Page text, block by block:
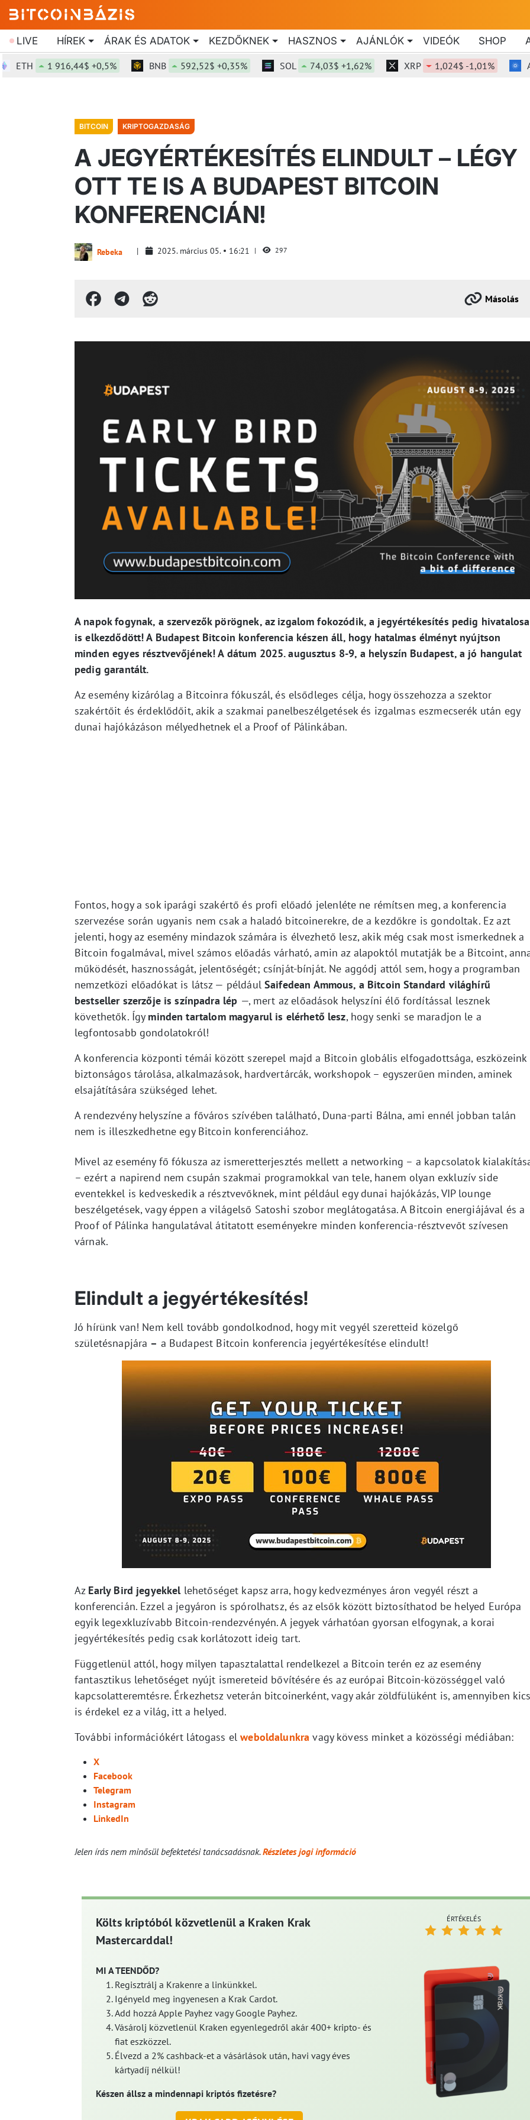
LIVE HÍREK ÁRAK ÉS ADATOK KEZDŐKNEK HASZNOS AJÁNLÓK VIDEÓK SHOP
1 916,44$ +0,5% BNB 592,52$ +0,35% SOL 74,03$ +1,62% XRP 1,024$ -1,01% ADA
BITCOIN KRIPTOGAZDASÁG
A JEGYÉRTÉKESÍTÉS ELINDULT – LÉGY
OTT TE IS A BUDAPEST BITCOIN
KONFERENCIÁN!
Rebeka 2025. március 05. 16:21 297
Másolás
A napok fogynak, a szervezők pörögnek, az izgalom fokozódik, a jegyértékesítés pedig
is elkezdődött! A Budapest Bitcoin konferencia készen áll, hogy hatalmas élményt nyújtson
minden egyes résztvevőjének! A dátum 2025. augusztus 8-9, a helyszín Budapest, a jó hangulat
pedig garantált.
Az esemény kizárólag a Bitcoinra fókuszál, és elsődleges célja, hogy összehozza a szektor
szakértőit és érdeklődőit, akik a szakmai panelbeszélgetések és izgalmas eszmecserék után egy
dunai hajókázáson mélyedhetnek el a Proof of Pálinkában.
Fontos, hogy a sok iparági szakértő és profi előadó jelenléte ne rémítsen meg, a konferencia
szervezése során ugyanis nem csak a haladó bitcoinerekre, de a kezdőkre is gondoltak. Ez azt
jelenti, hogy az esemény mindazok számára is élvezhető lesz, akik még csak most ismerkednek a
Bitcoin fogalmával, mivel számos előadás várható, amin az alapoktól mutatják be a Bitcoint,
működését, hasznosságát, jelentőségét; csínját-bínját. Ne aggódj attól sem, hogy a programban
nemzetközi előadókat is látsz — például Saifedean Ammous, a Bitcoin Standard világhírű
bestseller szerzője is színpadra lép —, mert az előadások helyszíni élő fordítással lesznek
követhetők. Így minden tartalom magyarul is elérhető lesz, hogy senki se maradjon le a
legfontosabb gondolatokról!
A konferencia központi témái között szerepel majd a Bitcoin globális elfogadottsága, eszközeink
biztonságos tárolása, alkalmazások, hardvertárcák, workshopok – egyszerűen minden, aminek
elsajátítására szükséged lehet.
A rendezvény helyszíne a főváros szívében található, Duna-parti Bálna, ami ennél jobban talán
nem is illeszkedhetne egy Bitcoin konferenciához.
Mivel az esemény fő fókusza az ismeretterjesztés mellett a networking – a kapcsolatok
– ezért a napirend nem csupán szakmai programokkal van tele, hanem olyan exkluzív side
eventekkel is kedveskedik a résztvevőknek, mint például egy dunai hajókázás, VIP lounge
beszélgetések, vagy éppen a világelső Satoshi szobor meglátogatása. A Bitcoin energiájával és a
Proof of Pálinka hangulatával átitatott eseményekre minden konferencia-résztvevőt szívesen
várnak.
Elindult a jegyértékesítés!
Jó hírünk van! Nem kell tovább gondolkodnod, hogy mit vegyél szeretteid közelgő
születésnapjára – a Budapest Bitcoin konferencia jegyértékesítése elindult!
Az Early Bird jegyekkellehetőséget kapsz arra, hogy kedvezményes áron vegyél részt a
konferencián. Ezzel a jegyáron is spórolhatsz, és az elsők között biztosíthatod be helyed Európa
egyik legexkluzívabb Bitcoin-rendezvényén. A jegyek várhatóan gyorsan elfogynak, a korai
jegyértékesítés pedig csak korlátozott ideig tart.
Függetlenül attól, hogy milyen tapasztalattal rendelkezel a Bitcoin terén ez az esemény
fantasztikus lehetőséget nyújt ismereteid bővítésére és az európai Bitcoin-közösséggel való
kapcsolatteremtésre. Érkezhetsz veterán bitcoinerként, vagy akár zöldfülüként is, amennyiben
is érdekel ez a világ, itt a helyed.
További információkért látogass elweboldalunkra vagy kövess minket a közösségi médiában:
X
Facebook
Telegram
Instagram
LinkedIn
Jelen írás nem minősül befektetési tanácsadásnak.Részletes jogi információ
Költs kriptóból közvetlenül a Kraken Krak
Mastercarddal!
MI A TEENDŐD?
Regisztrálj a Krakenre a linkünkkel.
Igényeld meg ingyenesen a Krak Cardot.
Add hozzá Apple Payhez vagy Google Payhez.
Vásárolj közvetlenül Kraken egyenlegedről akár 400+ kripto- és
fiat eszközzel.
Élvezd a 2% cashback-et a vásárlások után, havi vagy éves
kártyadíj nélkül!
Készen állsz a mindennapi kriptós fizetésre?
ÉRTÉKELÉS